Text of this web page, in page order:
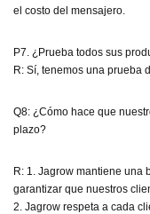
el costo del mensajero.
P7. ¿Prueba todos sus
R: Sí, tenemos una prueba
Q8: ¿Cómo hace que
plazo?
R: 1. Jagrow mantiene una
garantizar que nuestros
2. Jagrow respeta a cada